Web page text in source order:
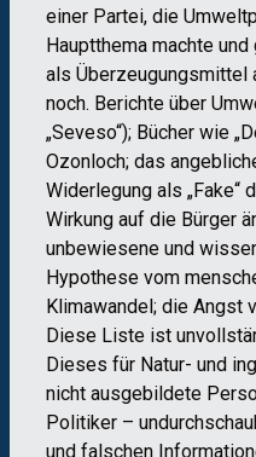
einer Partei, die
Hauptthema machte
als Überzeugungsmittel
noch. Berichte über
„Seveso“); Bücher wie
Ozonloch; das
Widerlegung als „Fake“
Wirkung auf die Bürger
unbewiesene und
Hypothese vom
Klimawandel; die Angst
Diese Liste ist
Dieses für Natur- und
nicht ausgebildete
Politiker –
und falschen